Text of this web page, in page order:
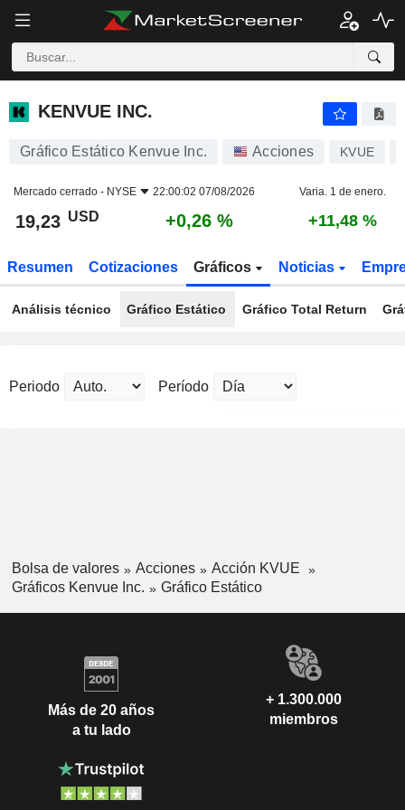
KENVUE INC.
KENVUE INC.
Gráfico Estático Kenvue Inc. Acciones KVUE
Mercado cerrado - NYSE 22:00:02 07/08/2026 Varia. 1 de enero.
19,23 USD +0,26 % +11,48 %
Resumen Cotizaciones Gráficos Noticias
Análisis técnico Gráfico Estático Gráfico Total Return
Periodo Período
Bolsa de valores Acciones
Acción KVUE
Gráficos Kenvue Inc.
Gráfico Estático
Más de 20 años
a tu lado
+ 1.300.000
miembros